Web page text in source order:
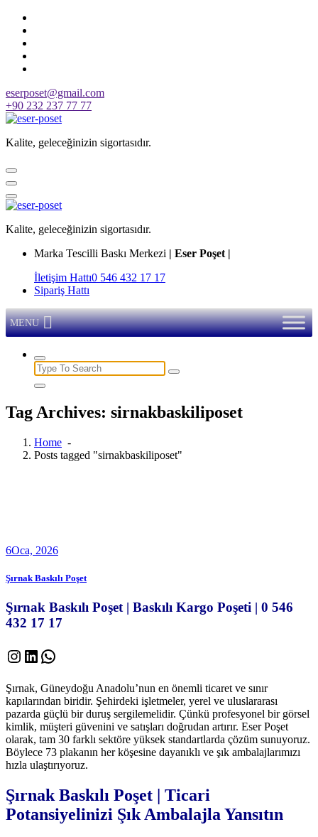
Skip
content
eserposet@gmail.com
+90 232 237 77 77
Kalite, geleceğinizin sigortasıdır.
Kalite, geleceğinizin sigortasıdır.
Marka Tescilli Baskı Merkezi | Eser Poşet |
İletişim Hattı0 546 432 17 17
Sipariş Hattı
MENU
Search
for:
Tag Archives: sirnakbaskiliposet
Home -
Posts tagged "sirnakbaskiliposet"
6Oca, 2026
Şırnak Baskılı Poşet
Şırnak Baskılı Poşet | Baskılı Kargo Poşeti | 0 546
432 17 17
Instagram
LinkedIn
WhatsApp
Şırnak, Güneydoğu Anadolu’nun en önemli ticaret ve sınır
kapılarından biridir. Şehirdeki işletmeler, yerel ve uluslararası
pazarda güçlü bir duruş sergilemelidir. Çünkü profesyonel bir görsel
kimlik, müşteri güvenini ve satışları doğrudan artırır. Eser Poşet
olarak, tam 30 farklı sektöre yüksek standartlarda çözüm sunuyoruz.
Böylece 73 plakanın her köşesine dayanıklı ve şık ambalajlarımızı
hızla ulaştırıyoruz.
Şırnak Baskılı Poşet | Ticari
Potansiyelinizi Şık Ambalajla Yansıtın